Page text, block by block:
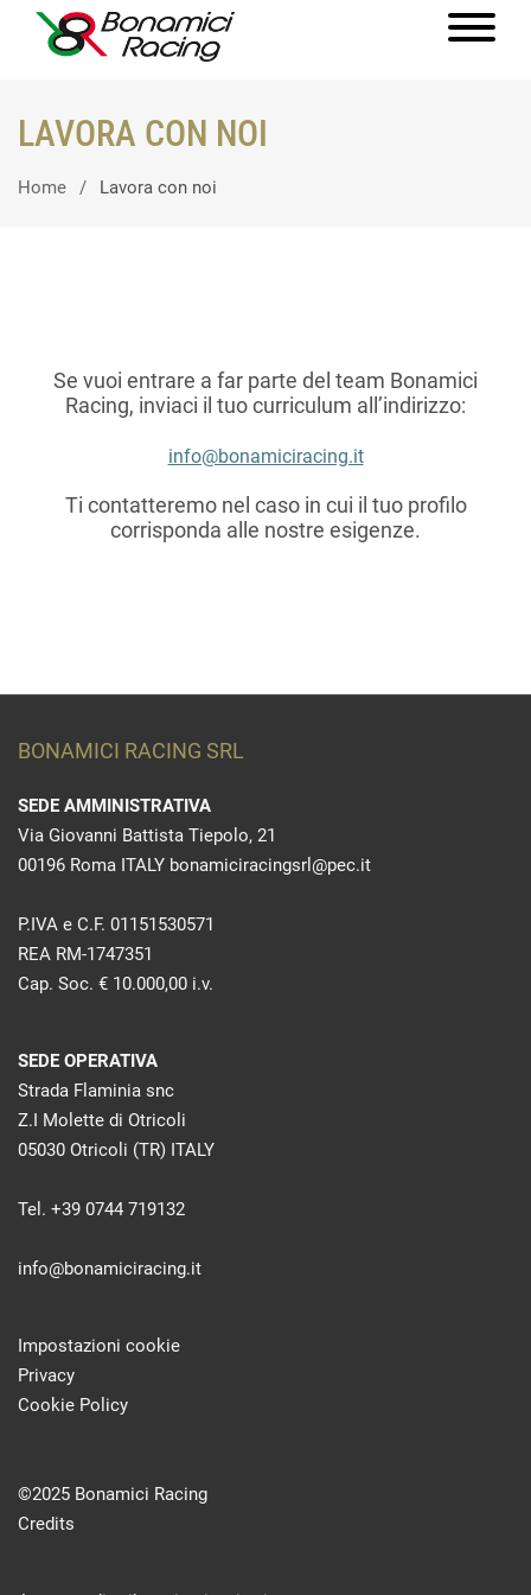
LAVORA CON NOI
Home Lavora con noi
Se vuoi entrare a far parte del team Bonamici
Racing, inviaci il tuo curriculum all’indirizzo:
info@bonamiciracing.it
Ti contatteremo nel caso in cui il tuo profilo
corrisponda alle nostre esigenze.
BONAMICI RACING SRL
SEDE AMMINISTRATIVA
Via Giovanni Battista Tiepolo, 21
00196 Roma ITALY bonamiciracingsrl@pec.it
P.IVA e C.F. 01151530571
REA RM-1747351
Cap. Soc. € 10.000,00 i.v.
SEDE OPERATIVA
Strada Flaminia snc
Z.I Molette di Otricoli
05030 Otricoli (TR) ITALY
Tel. +39 0744 719132
info@bonamiciracing.it
Impostazioni cookie
Privacy
Cookie Policy
©2025 Bonamici Racing
Credits